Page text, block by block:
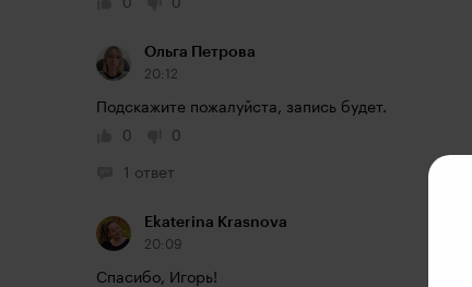
0
0
Ольга Петрова
20:12
Подскажите пожалуйста, запись будет.
0
0
1 ответ
Ekaterina Krasnova
20:09
Спасибо, Игорь!